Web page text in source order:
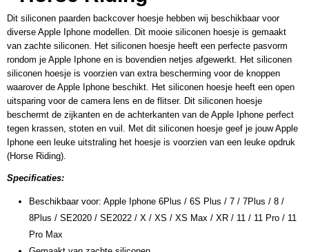
Dit siliconen paarden backcover hoesje hebben wij beschikbaar voor
diverse Apple Iphone modellen. Dit mooie siliconen hoesje is gemaakt
van zachte siliconen. Het siliconen hoesje heeft een perfecte pasvorm
rondom je Apple Iphone en is bovendien netjes afgewerkt. Het siliconen
siliconen hoesje is voorzien van extra bescherming voor de knoppen
waarover de Apple Iphone beschikt. Het siliconen hoesje heeft een open
uitsparing voor de camera lens en de flitser. Dit siliconen hoesje
beschermt de zijkanten en de achterkanten van de Apple Iphone perfect
tegen krassen, stoten en vuil. Met dit siliconen hoesje geef je jouw Apple
Iphone een leuke uitstraling het hoesje is voorzien van een leuke opdruk
(Horse Riding).
Specificaties:
Beschikbaar voor: Apple Iphone 6Plus / 6S Plus / 7 / 7Plus / 8 /
8Plus / SE2020 / SE2022 / X / XS / XS Max / XR / 11 / 11 Pro / 11
Pro Max